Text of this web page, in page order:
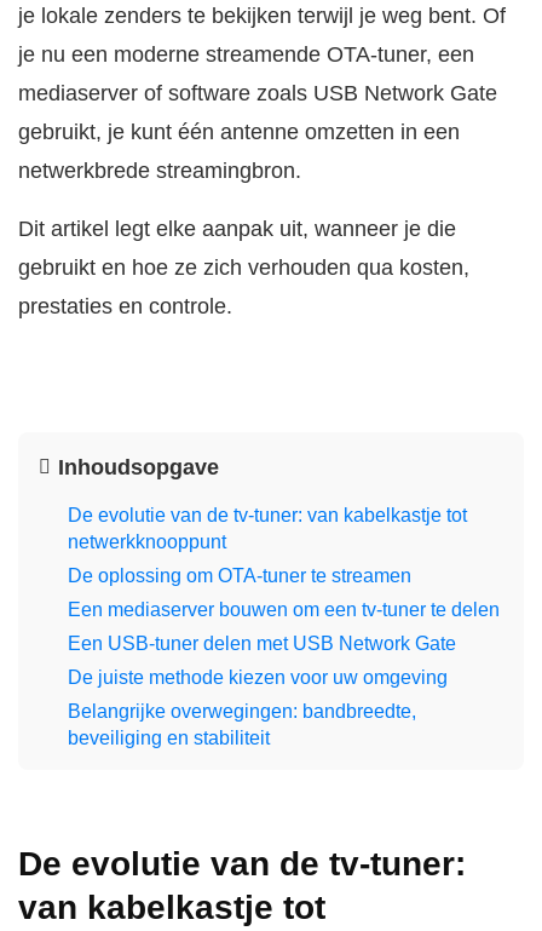
je lokale zenders te bekijken terwijl je weg bent. Of
je nu een moderne streamende OTA-tuner, een
mediaserver of software zoals USB Network Gate
gebruikt, je kunt één antenne omzetten in een
netwerkbrede streamingbron.
Dit artikel legt elke aanpak uit, wanneer je die
gebruikt en hoe ze zich verhouden qua kosten,
prestaties en controle.
Inhoudsopgave
De evolutie van de tv-tuner: van kabelkastje tot
netwerkknooppunt
De oplossing om OTA-tuner te streamen
Een mediaserver bouwen om een tv-tuner te delen
Een USB-tuner delen met USB Network Gate
De juiste methode kiezen voor uw omgeving
Belangrijke overwegingen: bandbreedte,
beveiliging en stabiliteit
De evolutie van de tv-tuner:
van kabelkastje tot